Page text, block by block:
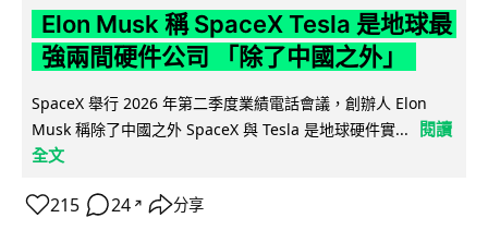
Elon Musk 稱 SpaceX Tesla 是地球最
強兩間硬件公司 「除了中國之外」
SpaceX 舉行 2026 年第二季度業績電話會議，創辦人 Elon
Musk 稱除了中國之外 SpaceX 與 Tesla 是地球硬件實...
閱讀
全文
215 24 ↗ 分享